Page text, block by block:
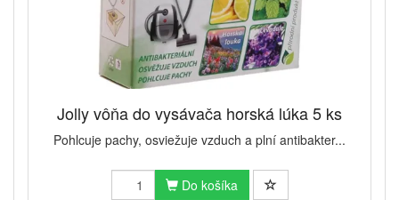
Jolly vôňa do vysávača horská lúka 5 ks
Pohlcuje pachy, osviežuje vzduch a plní antibakter...
Do košíka